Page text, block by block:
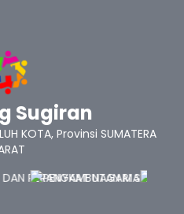
Sugiran
KOTA, Provinsi SUMATERA